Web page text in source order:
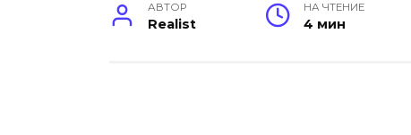
АВТОР
Realist
НА ЧТЕНИЕ
4 мин